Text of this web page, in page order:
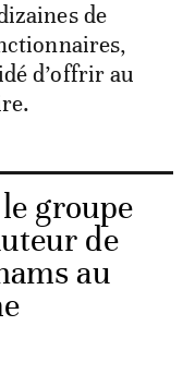
de
d’offrir au
groupe
de
au